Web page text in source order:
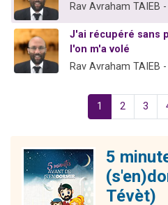
Rav Avraham TAIEB
J'ai récupéré sans
l'on m'a volé
Rav Avraham TAIEB
1 2 3
5
Tévèt)